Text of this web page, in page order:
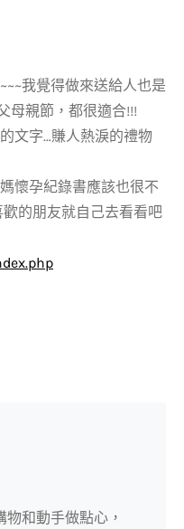
我覺得做來送給人也是
母親節，都很適合!!!
文字…賺人熱淚的禮物
懷孕紀錄書應該也很不
的朋友就自己去看看吧
和動手做點心，